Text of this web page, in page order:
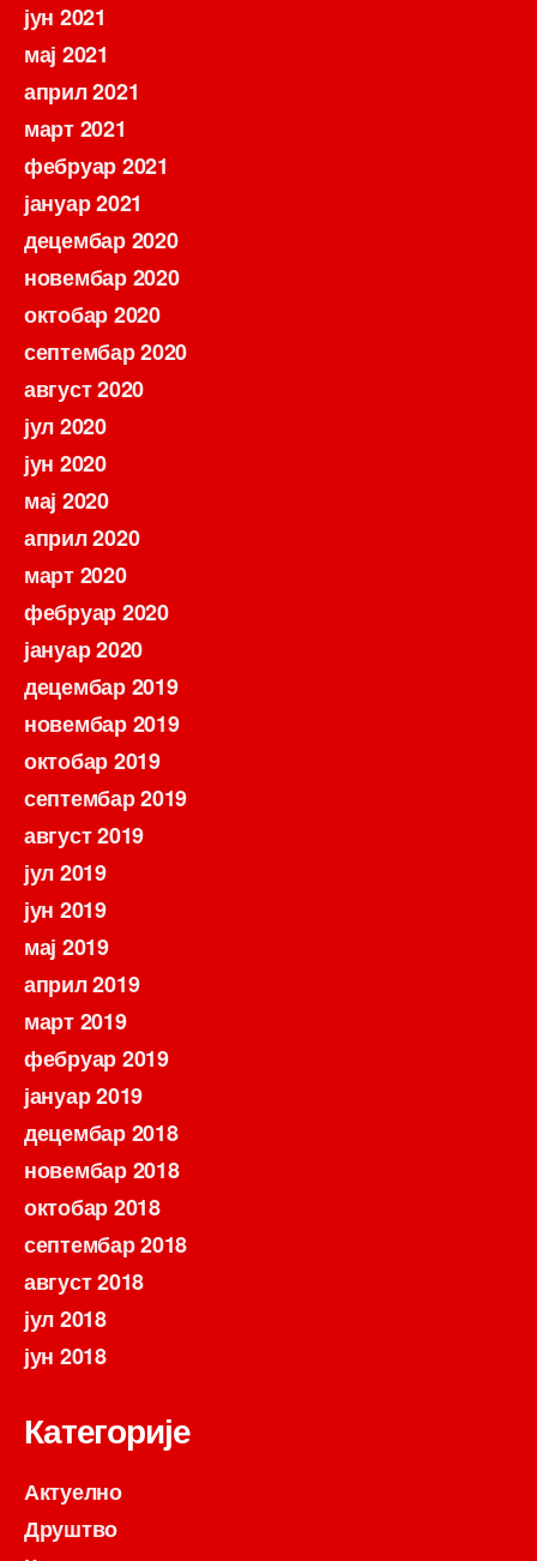
јун 2021
мај 2021
април 2021
март 2021
фебруар 2021
јануар 2021
децембар 2020
новембар 2020
октобар 2020
септембар 2020
август 2020
јул 2020
јун 2020
мај 2020
април 2020
март 2020
фебруар 2020
јануар 2020
децембар 2019
новембар 2019
октобар 2019
септембар 2019
август 2019
јул 2019
јун 2019
мај 2019
април 2019
март 2019
фебруар 2019
јануар 2019
децембар 2018
новембар 2018
октобар 2018
септембар 2018
август 2018
јул 2018
јун 2018
Категорије
Актуелно
Друштво